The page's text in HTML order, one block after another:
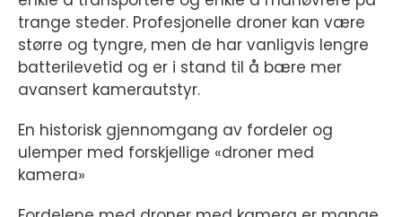
trange steder. Profesjonelle droner kan være
større og tyngre, men de har vanligvis lengre
batterilevetid og er i stand til å bære mer
avansert kamerautstyr.
En historisk gjennomgang av fordeler og
ulemper med forskjellige «droner med
kamera»